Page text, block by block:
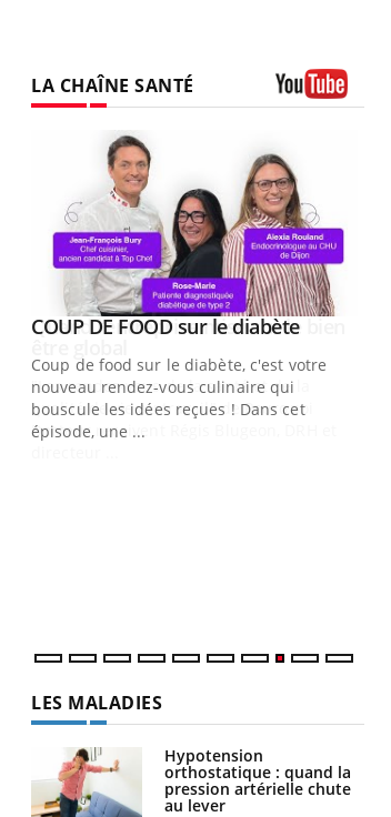
LA CHAÎNE SANTÉ
Youtube
Quand l’entreprise mise sur le bien
"Les rendez-vous de la santé et de la
qualité de vie au travail" de Pourquoi
Docteur reçoivent Régis Blugeon, DRH et
LES MALADIES
Hypotension
orthostatique : quand la
pression artérielle chute
au lever